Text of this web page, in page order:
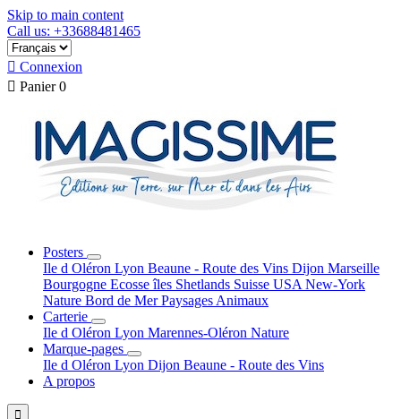
Skip to main content
Call us: +33688481465
 Connexion
 Panier 0
Posters
Ile d Oléron Lyon Beaune - Route des Vins Dijon Marseille
Bourgogne Ecosseîles Shetlands Suisse USA New-York
Nature Bord de MerPaysages Animaux
Carterie
Ile d Oléron Lyon Marennes-Oléron Nature
Marque-pages
Ile d Oléron Lyon Dijon Beaune - Route des Vins
A propos
